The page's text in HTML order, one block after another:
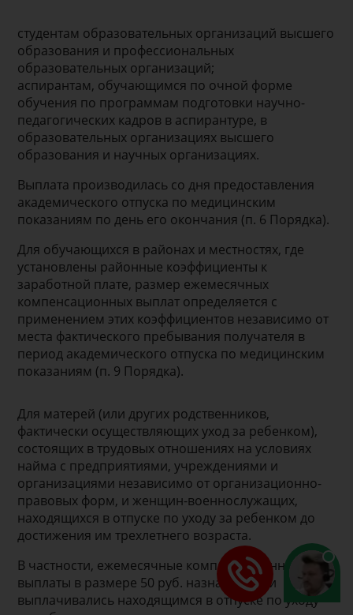
студентам образовательных организаций высшего
образования и профессиональных
образовательных организаций;
аспирантам, обучающимся по очной форме
обучения по программам подготовки научно-
педагогических кадров в аспирантуре, в
образовательных организациях высшего
образования и научных организациях.
Выплата производилась со дня предоставления
академического отпуска по медицинским
показаниям по день его окончания (п. 6 Порядка).
Для обучающихся в районах и местностях, где
установлены районные коэффициенты к
заработной плате, размер ежемесячных
компенсационных выплат определяется с
применением этих коэффициентов независимо от
места фактического пребывания получателя в
период академического отпуска по медицинским
показаниям (п. 9 Порядка).
Для матерей (или других родственников,
фактически осуществляющих уход за ребенком),
состоящих в трудовых отношениях на условиях
найма с предприятиями, учреждениями и
организациями независимо от организационно-
правовых форм, и женщин-военнослужащих,
находящихся в отпуске по уходу за ребенком до
достижения им трехлетнего возраста.
В частности, ежемесячные компенсационные
выплаты в размере 50 руб. назначались и
выплачивались находящимся в отпуске по уходу